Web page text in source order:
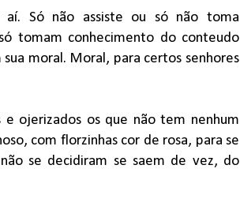
Só não assiste ou só não toma
tomam conhecimento do conteudo
moral. Moral, para certos senhores
e ojerizados os que não tem nenhum
com florzinhas cor de rosa, para se
se decidiram se saem de vez, do